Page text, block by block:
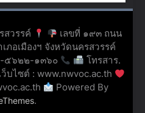
สวรรค์
เลขที่ ๑๙๓ ถนน
ภอเมืองฯ จังหวัดนครสวรรค์
-๕๖๒๒-๑๓๖๐
โทรสาร.
ว็บไซต์ : www.nwvoc.ac.th
Powered By
.